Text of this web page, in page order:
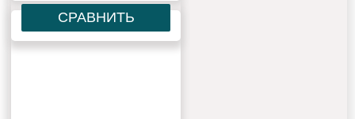
СРАВНИТЬ